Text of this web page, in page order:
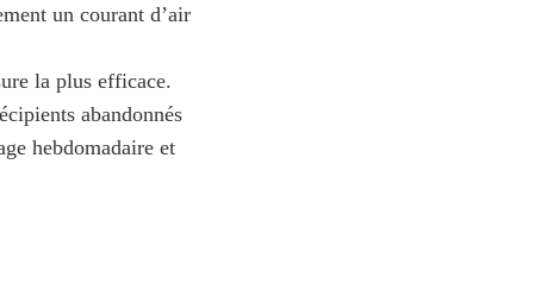
un courant d’air
la plus efficace.
abandonnés
hebdomadaire et